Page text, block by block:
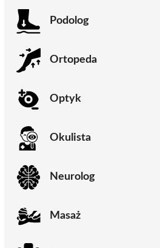
Podolog
Ortopeda
Optyk
Okulista
Neurolog
Masaż